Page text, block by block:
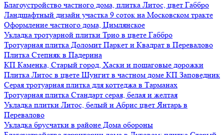
Благоустройство частного дома, плитка Литос, цвет Габбро
Ландшафтный дизайн участка 9 соток на Московском тракте
Оформление частного дома, Цимлянское
Укладка тротуарной плитки Трио в цвете Габбро
Тротуарная плитка Доломит Паркет и Квадрат в Перевалово
Плитка Степняк в Падерина
КП Каменка, Старый город, Хаски и пошаговые дорожки
Плитка Литос в цвете Шунгит в частном доме КП Заповедник
Серая тротуарная плитка для коттеджа в Тарманах
Тротуарная плитка Стандарт серая, белая и желтая
Укладка плитки Литос, белый и Абрис цвет Янтарь в
Перевалово
Укладка брусчатки в районе Дома обороны